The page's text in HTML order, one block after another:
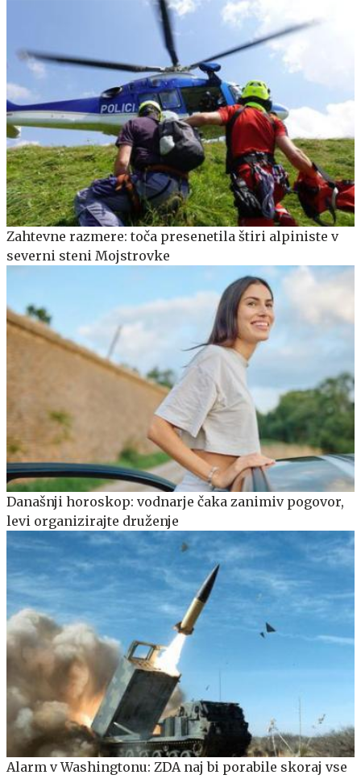
Zahtevne razmere: toča presenetila štiri alpiniste v
severni steni Mojstrovke
Današnji horoskop: vodnarje čaka zanimiv pogovor,
levi organizirajte druženje
Alarm v Washingtonu: ZDA naj bi porabile skoraj vse